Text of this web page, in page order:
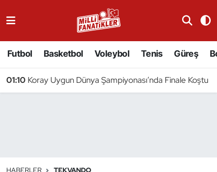
Futbol Basketbol Voleybol Tenis Güreş
01:10 Koray Uygun Dünya Şampiyonası’nda Finale Koştu
Badminton